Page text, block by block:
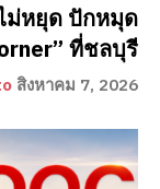
ม่หยุด ปักหมุด
ที่ชลบุรี
สิงหาคม 7, 2026